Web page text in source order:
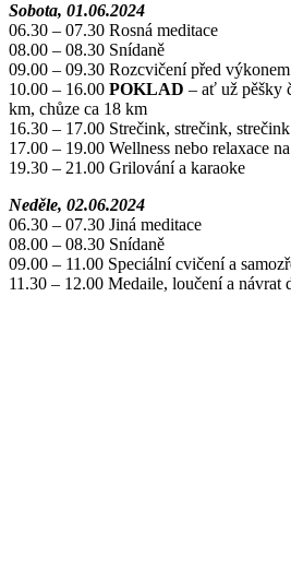
Sobota, 01.06.2024
06.30 – 07.30 Rosná meditace
08.00 – 08.30 Snídaně
09.00 – 09.30 Rozcvičení před výkonem
10.00 – 16.00 POKLAD – ať už pěšky
km, chůze ca 18 km
16.30 – 17.00 Strečink, strečink, strečink
17.00 – 19.00 Wellness nebo relaxace
19.30 – 21.00 Grilování a karaoke
Neděle, 02.06.2024
06.30 – 07.30 Jiná meditace
08.00 – 08.30 Snídaně
09.00 – 11.00 Speciální cvičení a
11.30 – 12.00 Medaile, loučení a návrat